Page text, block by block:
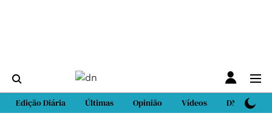
Edição Diária Últimas Opinião Vídeos DN Sport